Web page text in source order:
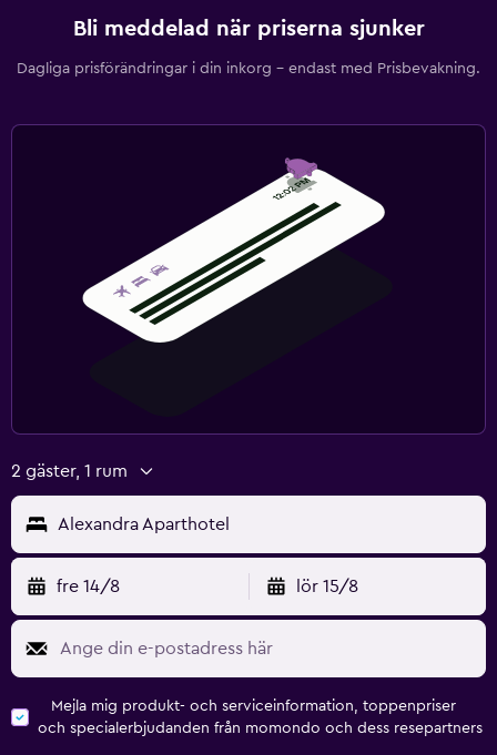
Bli meddelad när priserna sjunker
Dagliga prisförändringar i din inkorg – endast med Prisbevakning.
2 gäster, 1 rum
Alexandra Aparthotel
fre 14/8 lör 15/8
Mejla mig produkt- och serviceinformation, toppenpriser
och specialerbjudanden från momondo och dess resepartners